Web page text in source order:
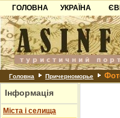
ГОЛОВНА
УКРАЇНА
Карпати
Азов
Причорноморря
Шацьк
Головна Причерноморье
Інформація
Міста і селища